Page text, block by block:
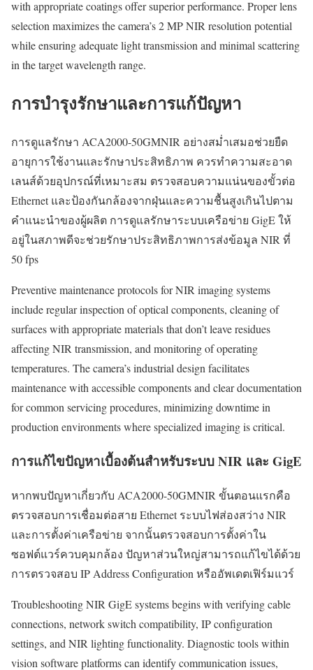
with appropriate coatings offer superior performance. Proper lens
selection maximizes the camera’s 2 MP NIR resolution potential
while ensuring adequate light transmission and minimal scattering
in the target wavelength range.
การบำรุงรักษาและการแก้ปัญหา
การดูแลรักษา ACA2000-50GMNIR อย่างสม่ำเสมอช่วยยืด
อายุการใช้งานและรักษาประสิทธิภาพ ควรทำความสะอาด
เลนส์ด้วยอุปกรณ์ที่เหมาะสม ตรวจสอบความแน่นของขั้วต่อ
Ethernet และป้องกันกล้องจากฝุ่นและความชื้นสูงเกินไปตาม
คำแนะนำของผู้ผลิต การดูแลรักษาระบบเครือข่าย GigE ให้
อยู่ในสภาพดีจะช่วยรักษาประสิทธิภาพการส่งข้อมูล NIR ที่
50 fps
Preventive maintenance protocols for NIR imaging systems
include regular inspection of optical components, cleaning of
surfaces with appropriate materials that don’t leave residues
affecting NIR transmission, and monitoring of operating
temperatures. The camera’s industrial design facilitates
maintenance with accessible components and clear documentation
for common servicing procedures, minimizing downtime in
production environments where specialized imaging is critical.
การแก้ไขปัญหาเบื้องต้นสำหรับระบบ NIR และ GigE
หากพบปัญหาเกี่ยวกับ ACA2000-50GMNIR ขั้นตอนแรกคือ
ตรวจสอบการเชื่อมต่อสาย Ethernet ระบบไฟส่องสว่าง NIR
และการตั้งค่าเครือข่าย จากนั้นตรวจสอบการตั้งค่าใน
ซอฟต์แวร์ควบคุมกล้อง ปัญหาส่วนใหญ่สามารถแก้ไขได้ด้วย
การตรวจสอบ IP Address Configuration หรืออัพเดตเฟิร์มแวร์
Troubleshooting NIR GigE systems begins with verifying cable
connections, network switch compatibility, IP configuration
settings, and NIR lighting functionality. Diagnostic tools within
vision software platforms can identify communication issues,